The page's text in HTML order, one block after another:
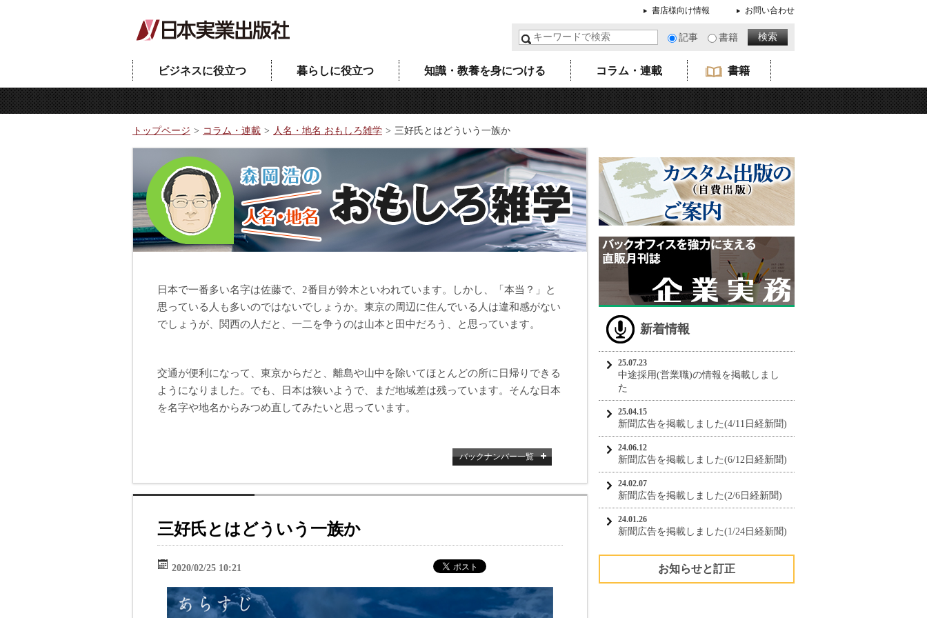
書店様向け情報 お問い合わせ
記事 書籍
ビジネスに役立つ 暮らしに役立つ 知識・教養を身につける コラム・連載 書籍
トップページ コラム・連載 人名・地名 おもしろ雑学 三好氏とはどういう一族か
日本で一番多い名字は佐藤で、2番目が鈴木といわれています。しかし、「本当？」と
思っている人も多いのではないでしょうか。東京の周辺に住んでいる人は違和感がない
でしょうが、関西の人だと、一二を争うのは山本と田中だろう、と思っています。
交通が便利になって、東京からだと、離島や山中を除いてほとんどの所に日帰りできる
ようになりました。でも、日本は狭いようで、まだ地域差は残っています。そんな日本
を名字や地名からみつめ直してみたいと思っています。
バックナンバー一覧
三好氏とはどういう一族か
2020/02/25 10:21
新着情報
25.07.23
中途採用(営業職)の情報を掲載しまし
た
25.04.15
新聞広告を掲載しました(4/11日経新聞)
24.06.12
新聞広告を掲載しました(6/12日経新聞)
24.02.07
新聞広告を掲載しました(2/6日経新聞)
24.01.26
新聞広告を掲載しました(1/24日経新聞)
お知らせと訂正